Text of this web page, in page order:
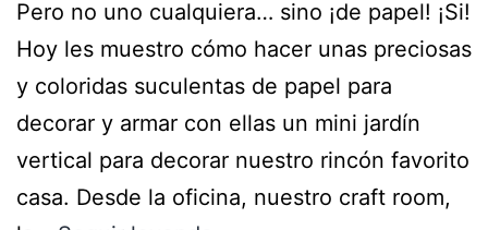
Pero no uno cualquiera… sino ¡de papel! ¡Si!
Hoy les muestro cómo hacer unas preciosas
y coloridas suculentas de papel para
decorar y armar con ellas un mini jardín
vertical para decorar nuestro rincón favorito
casa. Desde la oficina, nuestro craft room,